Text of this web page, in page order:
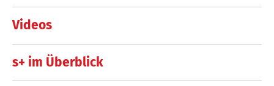
Videos
s+ im Überblick